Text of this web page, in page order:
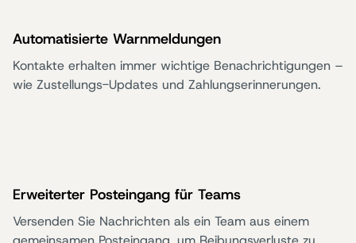
Automatisierte Warnmeldungen
Kontakte erhalten immer wichtige Benachrichtigungen –
wie Zustellungs-Updates und Zahlungserinnerungen.
Erweiterter Posteingang für Teams
Versenden Sie Nachrichten als ein Team aus einem